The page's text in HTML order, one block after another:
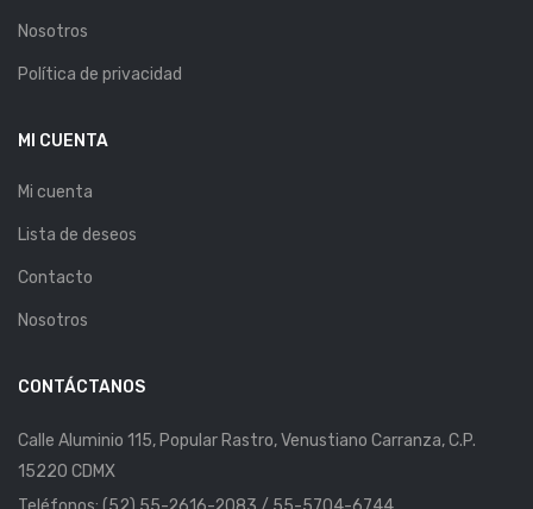
Nosotros
Política de privacidad
MI CUENTA
Mi cuenta
Lista de deseos
Contacto
Nosotros
CONTÁCTANOS
Calle Aluminio 115, Popular Rastro, Venustiano Carranza, C.P.
15220 CDMX